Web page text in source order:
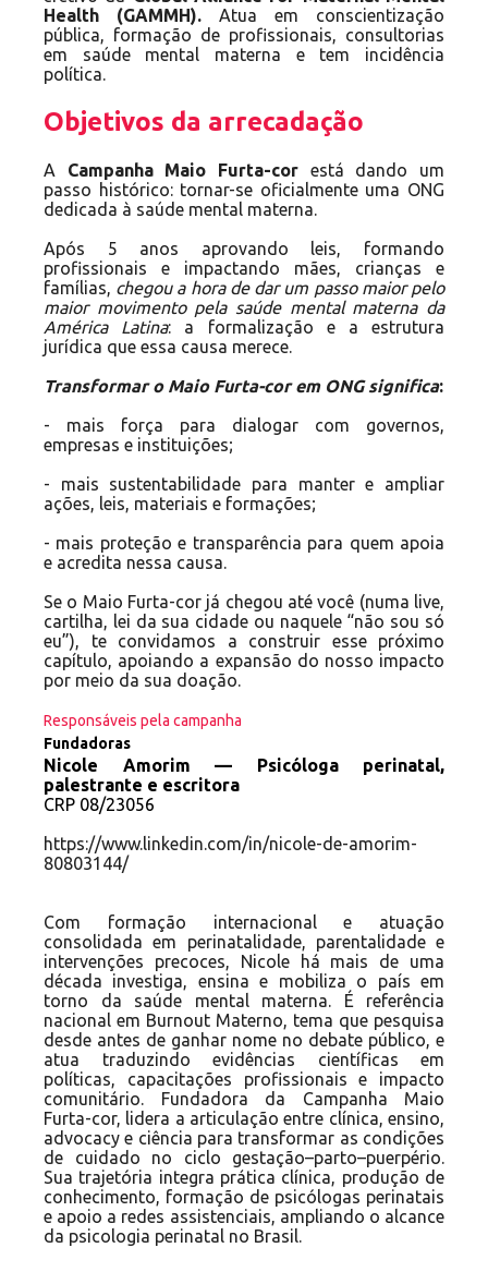
Health (GAMMH). Atua em conscientização
pública, formação de profissionais, consultorias
em saúde mental materna e tem incidência
política.
Objetivos da arrecadação
A Campanha Maio Furta-cor está dando um
passo histórico: tornar-se oficialmente uma ONG
dedicada à saúde mental materna.
Após 5 anos aprovando leis, formando
profissionais e impactando mães, crianças e
famílias, chegou a hora de dar um passo maior pelo
maior movimento pela saúde mental materna da
América Latina: a formalização e a estrutura
jurídica que essa causa merece.
Transformar o Maio Furta-cor em ONG significa:
- mais força para dialogar com governos,
empresas e instituições;
- mais sustentabilidade para manter e ampliar
ações, leis, materiais e formações;
- mais proteção e transparência para quem apoia
e acredita nessa causa.
Se o Maio Furta-cor já chegou até você (numa live,
cartilha, lei da sua cidade ou naquele “não sou só
eu”), te convidamos a construir esse próximo
capítulo, apoiando a expansão do nosso impacto
por meio da sua doação.
Responsáveis pela campanha
Fundadoras
Nicole Amorim — Psicóloga perinatal,
palestrante e escritora
CRP 08/23056
https://www.linkedin.com/in/nicole-de-amorim-
80803144/
Com formação internacional e atuação
consolidada em perinatalidade, parentalidade e
intervenções precoces, Nicole há mais de uma
década investiga, ensina e mobiliza o país em
torno da saúde mental materna. É referência
nacional em Burnout Materno, tema que pesquisa
desde antes de ganhar nome no debate público, e
atua traduzindo evidências científicas em
políticas, capacitações profissionais e impacto
comunitário. Fundadora da Campanha Maio
Furta-cor, lidera a articulação entre clínica, ensino,
advocacy e ciência para transformar as condições
de cuidado no ciclo gestação–parto–puerpério.
Sua trajetória integra prática clínica, produção de
conhecimento, formação de psicólogas perinatais
e apoio a redes assistenciais, ampliando o alcance
da psicologia perinatal no Brasil.